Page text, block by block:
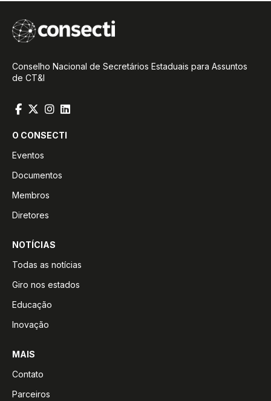
Conselho Nacional de Secretários Estaduais para Assuntos
de CT&I
O CONSECTI
Eventos
Documentos
Membros
Diretores
NOTÍCIAS
Todas as notícias
Giro nos estados
Educação
Inovação
MAIS
Contato
Parceiros